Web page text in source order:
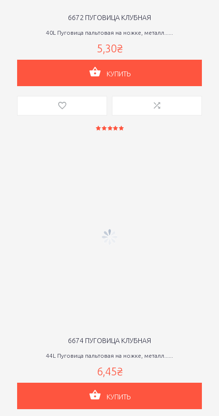
6672 ПУГОВИЦА КЛУБНАЯ
40L Пуговица пальтовая на ножке, металл......
5,30₴
КУПИТЬ
6674 ПУГОВИЦА КЛУБНАЯ
44L Пуговица пальтовая на ножке, металл......
6,45₴
КУПИТЬ